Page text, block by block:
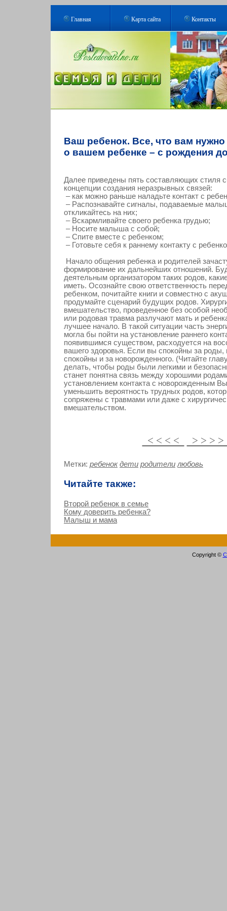
Главная Карта сайта Контакты
Ваш ребенок. Все, что вам нужно
о вашем ребенке – с рождения
Далее приведены пять составляющих стиля
концепции создания неразрывных связей:
– как можно раньше наладьте контакт с
– Распознавайте сигналы, подаваемые
откликайтесь на них;
– Вскармливайте своего ребенка грудью;
– Носите малыша с собой;
– Спите вместе с ребенком;
– Готовьте себя к раннему контакту с
Начало общения ребенка и родителей
формирование их дальнейших отношений.
деятельным организатором таких родов,
иметь. Осознайте свою ответственность
ребенком, почитайте книги и совместно с
продумайте сценарий будущих родов.
вмешательство, проведенное без особой
или родовая травма разлучают мать и
лучшее начало. В такой ситуации часть
могла бы пойти на установление раннего
появившимся существом, расходуется на
вашего здоровья. Если вы спокойны за роды,
спокойны и за новорожденного. (Читайте
делать, чтобы роды были легкими и
станет понятна связь между хорошими
установлением контакта с новорожденным Вы
уменьшить вероятность трудных родов,
сопряжены с травмами или даже с
вмешательством.
< < < < > > >
Метки: ребенок дети родители любовь
Читайте также:
Второй ребенок в семье
Кому доверить ребенка?
Малыш и мама
Copyright ©